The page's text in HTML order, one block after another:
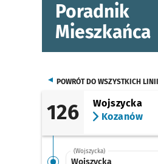
Poradnik
Mieszkańca
POWRÓT DO WSZYSTKICH LINII
126
Wojszycka
Kozanów
(Wojszycka)
Wojszycka